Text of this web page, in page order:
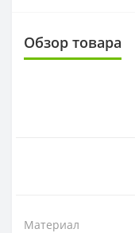
Обзор товара
Материал